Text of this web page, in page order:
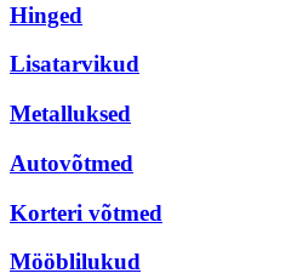
Hinged
Lisatarvikud
Metalluksed
Autovõtmed
Korteri võtmed
Mööblilukud